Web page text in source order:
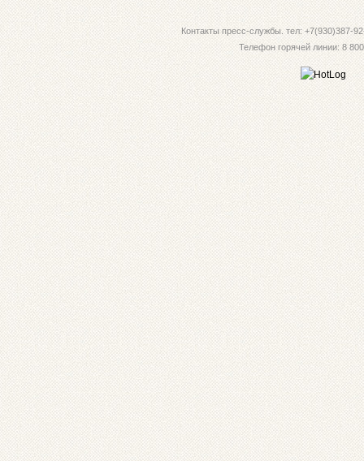
Контакты пресс-службы. тел: +7(930)387-
Телефон горячей линии: 8